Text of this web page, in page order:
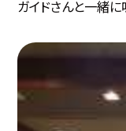
ガイドさんと一緒